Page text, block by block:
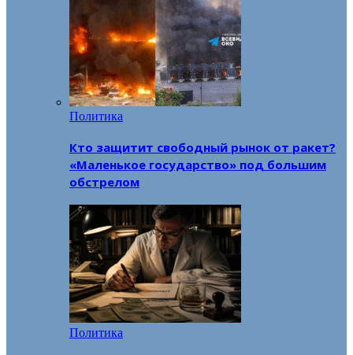
Политика
Кто защитит свободный рынок от ракет?
«Маленькое государство» под большим
обстрелом
Политика